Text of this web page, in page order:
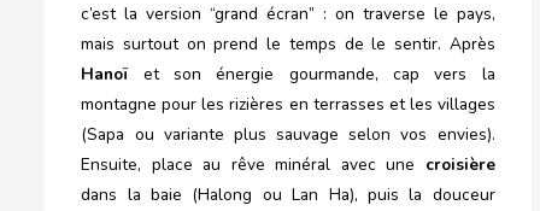
c’est la version “grand écran” : on traverse le pays,
mais surtout on prend le temps de le sentir. Après
Hanoï et son énergie gourmande, cap vers la
montagne pour les rizières en terrasses et les villages
(Sapa ou variante plus sauvage selon vos envies).
Ensuite, place au rêve minéral avec une croisière
dans la baie (Halong ou Lan Ha), puis la douceur